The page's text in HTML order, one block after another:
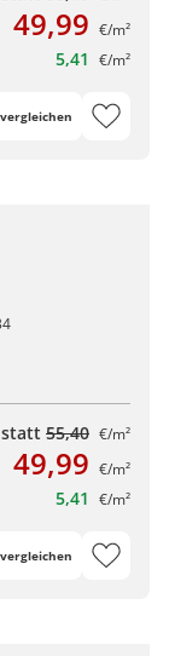
49,99 €/m²
5,41 €/m²
vergleichen
statt 55,40 €/m²
49,99 €/m²
5,41 €/m²
vergleichen